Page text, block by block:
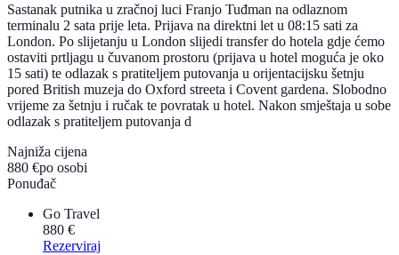
Sastanak putnika u zračnoj luci Franjo Tuđman na odlaznom
terminalu 2 sata prije leta. Prijava na direktni let u 08:15 sati za
London. Po slijetanju u London slijedi transfer do hotela gdje ćemo
ostaviti prtljagu u čuvanom prostoru (prijava u hotel moguća je oko
15 sati) te odlazak s pratiteljem putovanja u orijentacijsku šetnju
pored British muzeja do Oxford streeta i Covent gardena. Slobodno
vrijeme za šetnju i ručak te povratak u hotel. Nakon smještaja u sobe
odlazak s pratiteljem putovanja d
Najniža cijena
880 €po osobi
Ponuđač
Go Travel
880 €
Rezerviraj